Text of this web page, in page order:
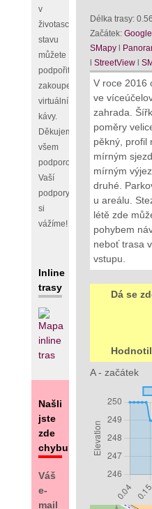
v
životaschopném
stavu
můžete
podpořit
zakoupením
virtuální
kávy.
Děkujeme
všem
podporovatelům,
Vaší
podpory
si
vážíme!
Inline
trasy
Našli
jste
zde
chybu?
Váš
e-
mail
Délka trasy:
Začátek:
SMapyl
StreetViewl
V roce 2016
ve
zahrada.
poměry
pěkný, profil
mírným
mírným
druhé.
u areálu.
létě zde
pohybem
neboť trasa
vstupu.
Dá se
A - začátek